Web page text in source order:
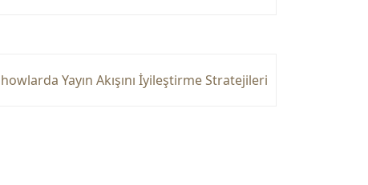
Yayın Akışını İyileştirme Stratejileri